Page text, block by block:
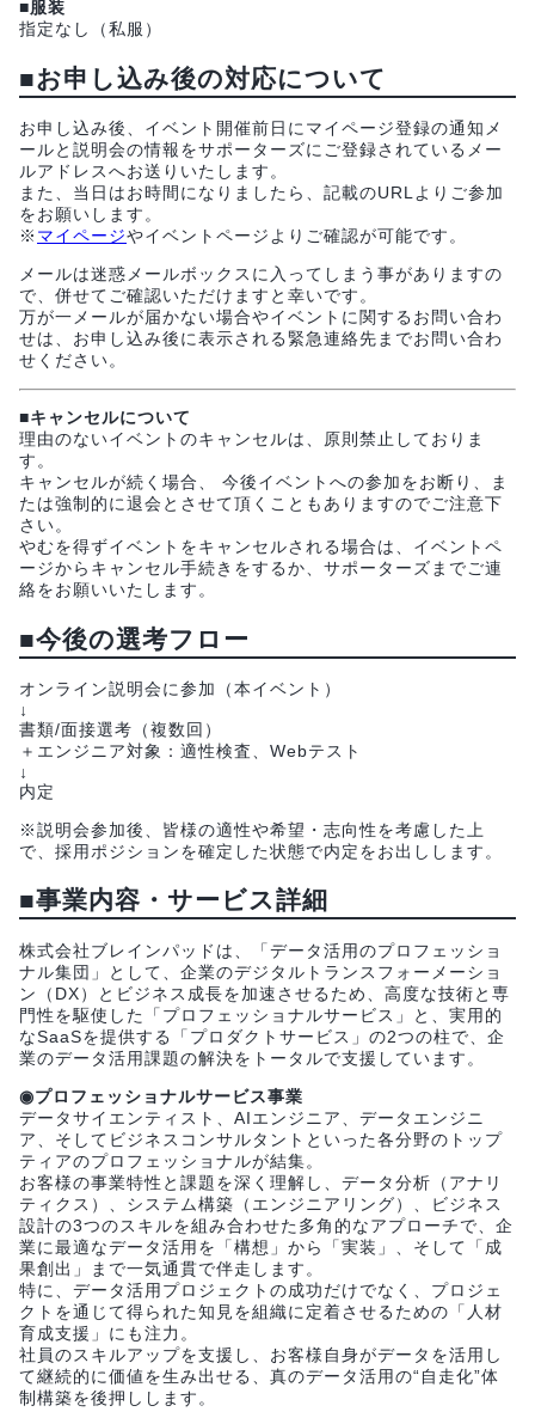
■服装
指定なし（私服）
■お申し込み後の対応について
お申し込み後、イベント開催前日にマイページ登録の通知メ
ールと説明会の情報をサポーターズにご登録されているメー
ルアドレスへお送りいたします。
また、当日はお時間になりましたら、記載のURLよりご参加
をお願いします。
※ マイページやイベントページよりご確認が可能です。
メールは迷惑メールボックスに入ってしまう事がありますの
で、併せてご確認いただけますと幸いです。
万が一メールが届かない場合やイベントに関するお問い合わ
せは、お申し込み後に表示される緊急連絡先までお問い合わ
せください。
■キャンセルについて
理由のないイベントのキャンセルは、原則禁止しておりま
す。
キャンセルが続く場合、 今後イベントへの参加をお断り、ま
たは強制的に退会とさせて頂くこともありますのでご注意下
さい。
やむを得ずイベントをキャンセルされる場合は、イベントペ
ージからキャンセル手続きをするか、サポーターズまでご連
絡をお願いいたします。
■今後の選考フロー
オンライン説明会に参加（本イベント）
↓
書類/面接選考（複数回）
＋エンジニア対象：適性検査、Webテスト
↓
内定
※説明会参加後、皆様の適性や希望・志向性を考慮した上
で、採用ポジションを確定した状態で内定をお出しします。
■事業内容・サービス詳細
株式会社ブレインパッドは、「データ活用のプロフェッショ
ナル集団」として、企業のデジタルトランスフォーメーショ
ン（DX）とビジネス成長を加速させるため、高度な技術と専
門性を駆使した「プロフェッショナルサービス」と、実用的
なSaaSを提供する「プロダクトサービス」の2つの柱で、企
業のデータ活用課題の解決をトータルで支援しています。
◉プロフェッショナルサービス事業
データサイエンティスト、AIエンジニア、データエンジニ
ア、そしてビジネスコンサルタントといった各分野のトップ
ティアのプロフェッショナルが結集。
お客様の事業特性と課題を深く理解し、データ分析（アナリ
ティクス）、システム構築（エンジニアリング）、ビジネス
設計の3つのスキルを組み合わせた多角的なアプローチで、企
業に最適なデータ活用を「構想」から「実装」、そして「成
果創出」まで一気通貫で伴走します。
特に、データ活用プロジェクトの成功だけでなく、プロジェ
クトを通じて得られた知見を組織に定着させるための「人材
育成支援」にも注力。
社員のスキルアップを支援し、お客様自身がデータを活用し
て継続的に価値を生み出せる、真のデータ活用の“自走化”体
制構築を後押しします。